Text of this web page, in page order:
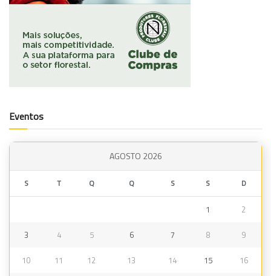
Eventos
AGOSTO 2026
S T Q Q S S D
1 2
3 4 5 6 7 8 9
10 11 12 13 14 15 16